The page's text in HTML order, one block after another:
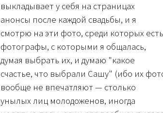
выкладывает у себя на страницах
анонсы после каждой свадьбы, и я
смотрю на эти фото, среди которых есть
фотографы, с которыми я общалась,
думая выбрать их, и думаю "какое
счастье, что выбрали Сашу" (ибо их
вообще не впечатляют — столько
унылых лиц молодоженов, иногда